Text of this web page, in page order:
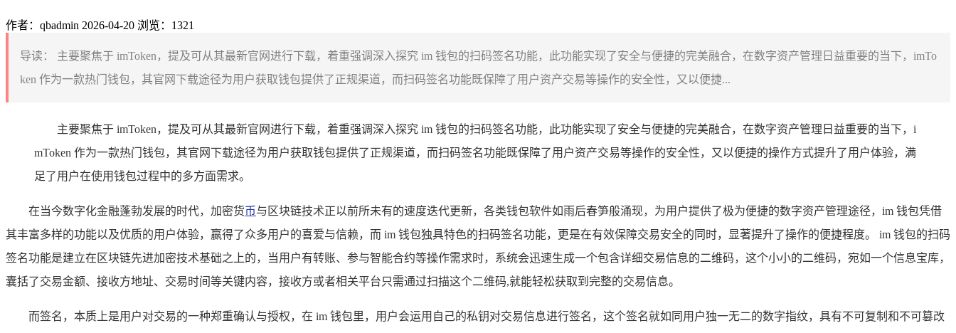
作者：qbadmin 2026-04-20 浏览：1321
导读：
主要聚焦于 imToken，提及可从其最新官网进行下载，着重强调深入探究 im 钱包的扫码签名功能，此功能实现了安全与便捷的完美融合，在数字资产管理日益重要的当下，imTo
ken 作为一款热门钱包，其官网下载途径为用户获取钱包提供了正规渠道，而扫码签名功能既保障了用户资产交易等操作的安全性，又以便捷...
主要聚焦于 imToken，提及可从其最新官网进行下载，着重强调深入探究 im 钱包的扫码签名功能，此功能实现了安全与便捷的完美融合，在数字资产管理日益重要的当下，i
mToken 作为一款热门钱包，其官网下载途径为用户获取钱包提供了正规渠道，而扫码签名功能既保障了用户资产交易等操作的安全性，又以便捷的操作方式提升了用户体验，满
足了用户在使用钱包过程中的多方面需求。
在当今数字化金融蓬勃发展的时代，加密货币与区块链技术正以前所未有的速度迭代更新，各类钱包软件如雨后春笋般涌现，为用户提供了极为便捷的数字资产管理途径，im 钱包凭借
其丰富多样的功能以及优质的用户体验，赢得了众多用户的喜爱与信赖，而 im 钱包独具特色的扫码签名功能，更是在有效保障交易安全的同时，显著提升了操作的便捷程度。 im 钱包的扫码
签名功能是建立在区块链先进加密技术基础之上的，当用户有转账、参与智能合约等操作需求时，系统会迅速生成一个包含详细交易信息的二维码，这个小小的二维码，宛如一个信息宝库，
囊括了交易金额、接收方地址、交易时间等关键内容，接收方或者相关平台只需通过扫描这个二维码,就能轻松获取到完整的交易信息。
而签名，本质上是用户对交易的一种郑重确认与授权，在 im 钱包里，用户会运用自己的私钥对交易信息进行签名，这个签名就如同用户独一无二的数字指纹，具有不可复制和不可篡改